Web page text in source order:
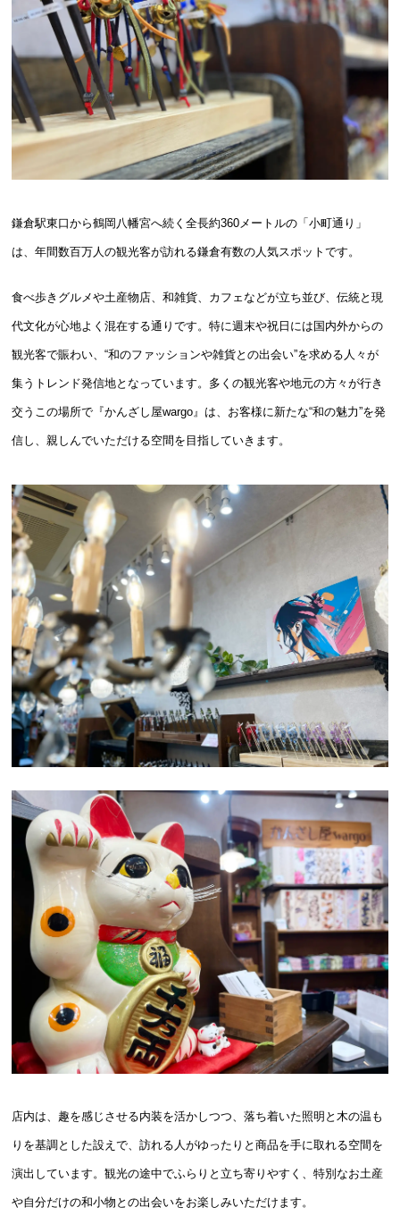
鎌倉駅東口から鶴岡八幡宮へ続く全長約360メートルの「小町通り」
は、年間数百万人の観光客が訪れる鎌倉有数の人気スポットです。
食べ歩きグルメや土産物店、和雑貨、カフェなどが立ち並び、伝統と現
代文化が心地よく混在する通りです。特に週末や祝日には国内外からの
観光客で賑わい、“和のファッションや雑貨との出会い”を求める人々が
集うトレンド発信地となっています。多くの観光客や地元の方々が行き
交うこの場所で『かんざし屋wargo』は、お客様に新たな“和の魅力”を発
信し、親しんでいただける空間を目指していきます。
店内は、趣を感じさせる内装を活かしつつ、落ち着いた照明と木の温も
りを基調とした設えで、訪れる人がゆったりと商品を手に取れる空間を
演出しています。観光の途中でふらりと立ち寄りやすく、特別なお土産
や自分だけの和小物との出会いをお楽しみいただけます。